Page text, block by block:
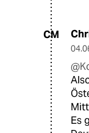
CM
Es